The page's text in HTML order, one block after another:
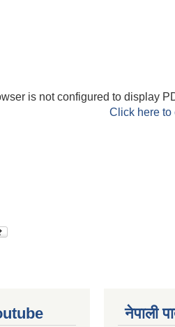
is not configured to display
Click here
नेपाली